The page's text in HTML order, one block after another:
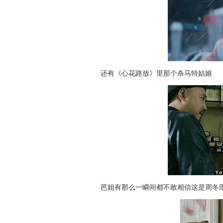
还有《心花路放》里那个杀马特姑娘
芭姐有那么一瞬间都不敢相信这是周冬